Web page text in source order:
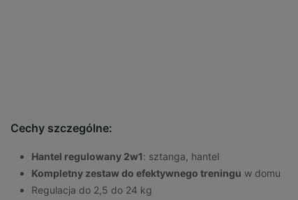
Cechy szczególne:
Hantel regulowany 2w1: sztanga, hantel
Kompletny zestaw do efektywnego treningu w domu
Regulacja do 2,5 do 24 kg